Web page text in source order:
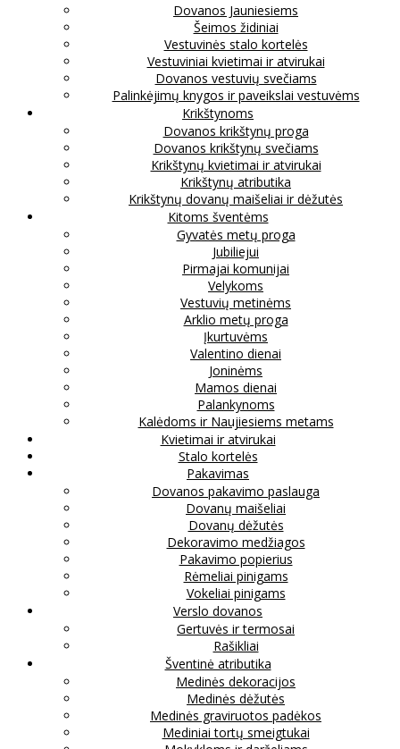
Dovanos Jauniesiems
Šeimos židiniai
Vestuvinės stalo kortelės
Vestuviniai kvietimai ir atvirukai
Dovanos vestuvių svečiams
Palinkėjimų knygos ir paveikslai vestuvėms
Krikštynoms
Dovanos krikštynų proga
Dovanos krikštynų svečiams
Krikštynų kvietimai ir atvirukai
Krikštynų atributika
Krikštynų dovanų maišeliai ir dėžutės
Kitoms šventėms
Gyvatės metų proga
Jubiliejui
Pirmajai komunijai
Velykoms
Vestuvių metinėms
Arklio metų proga
Įkurtuvėms
Valentino dienai
Joninėms
Mamos dienai
Palankynoms
Kalėdoms ir Naujiesiems metams
Kvietimai ir atvirukai
Stalo kortelės
Pakavimas
Dovanos pakavimo paslauga
Dovanų maišeliai
Dovanų dėžutės
Dekoravimo medžiagos
Pakavimo popierius
Rėmeliai pinigams
Vokeliai pinigams
Verslo dovanos
Gertuvės ir termosai
Rašikliai
Šventinė atributika
Medinės dekoracijos
Medinės dėžutės
Medinės graviruotos padėkos
Mediniai tortų smeigtukai